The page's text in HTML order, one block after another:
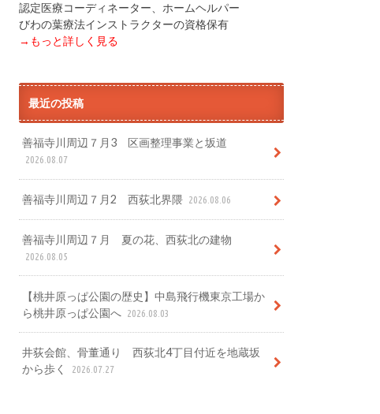
認定医療コーディネーター、ホームヘルパー
びわの葉療法インストラクターの資格保有
→もっと詳しく見る
最近の投稿
善福寺川周辺７月3 区画整理事業と坂道
2026.08.07
善福寺川周辺７月2 西荻北界隈 2026.08.06
善福寺川周辺７月 夏の花、西荻北の建物
2026.08.05
【桃井原っぱ公園の歴史】中島飛行機東京工場か
ら桃井原っぱ公園へ 2026.08.03
井荻会館、骨董通り 西荻北4丁目付近を地蔵坂
から歩く
2026.07.27